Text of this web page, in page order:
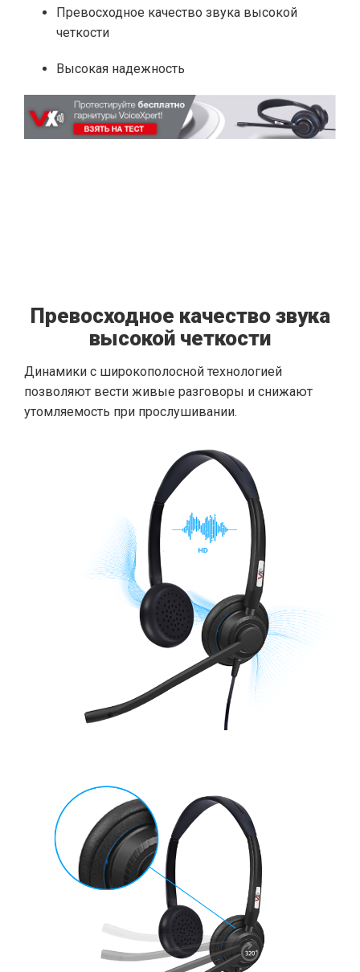
Превосходное качество звука высокой
четкости
Высокая надежность
Превосходное качество звука
высокой четкости
Динамики с широкополосной технологией
позволяют вести живые разговоры и снижают
утомляемость при прослушивании.